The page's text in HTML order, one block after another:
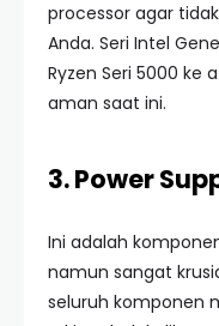
processor agar
Anda. Seri Intel
Ryzen Seri 5000 ke
aman saat ini.
3. Power
Ini adalah
namun sangat
seluruh komponen